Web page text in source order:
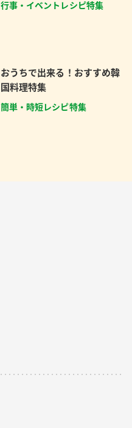
行事・イベントレシピ特集
おうちで出来る！おすすめ韓
国料理特集
簡単・時短レシピ特集